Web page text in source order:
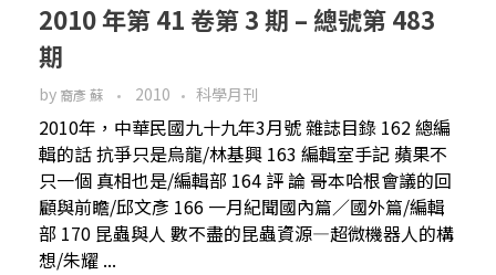
2010 年第 41 卷第 3 期 – 總號第 483
期
by 裔彥 蘇 2010 科學月刊
2010年，中華民國九十九年3月號 雜誌目錄 162 總編
輯的話 抗爭只是烏龍/林基興 163 編輯室手記 蘋果不
只一個 真相也是/編輯部 164 評 論 哥本哈根會議的回
顧與前瞻/邱文彥 166 一月紀聞國內篇／國外篇/編輯
部 170 昆蟲與人 數不盡的昆蟲資源—超微機器人的構
想/朱耀 ...